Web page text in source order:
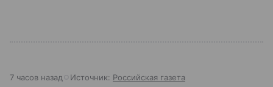
7 часов назад Источник: Российская газета